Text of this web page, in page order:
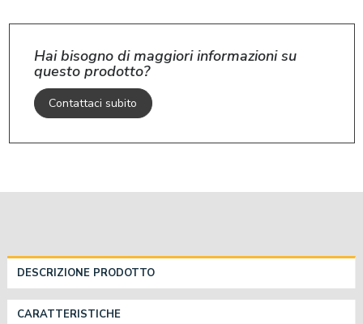
Hai bisogno di maggiori informazioni su
questo prodotto?
Contattaci subito
DESCRIZIONE PRODOTTO
CARATTERISTICHE